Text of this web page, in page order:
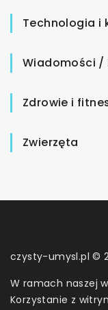
Technologia i
Wiadomości /
Zdrowie i
Zwierzęta
czysty-umysl.pl ©
W ramach naszej
Korzystanie z